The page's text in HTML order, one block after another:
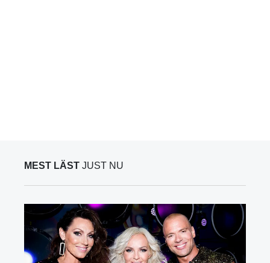
MEST LÄST JUST NU